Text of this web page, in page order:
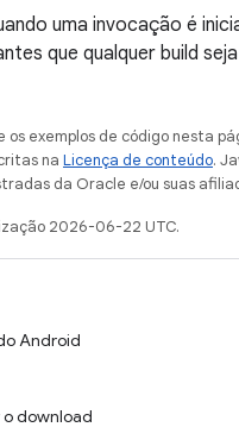
uma invocação é
que qualquer build
os exemplos de código nesta
na Licença de conteúdo.
da Oracle e/ou suas
2026-06-22 UTC.
Android
download